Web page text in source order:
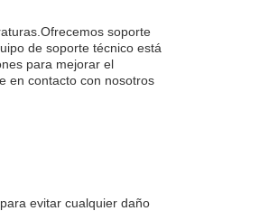
soporte
de soporte técnico está
para mejorar el
en contacto con nosotros
evitar cualquier daño